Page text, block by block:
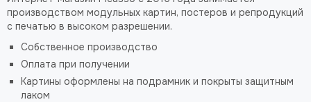
производством модульных картин, постеров и репродукций
с печатью в высоком разрешении.
Собственное производство
Оплата при получении
Картины оформлены на подрамник и покрыты защитным
лаком